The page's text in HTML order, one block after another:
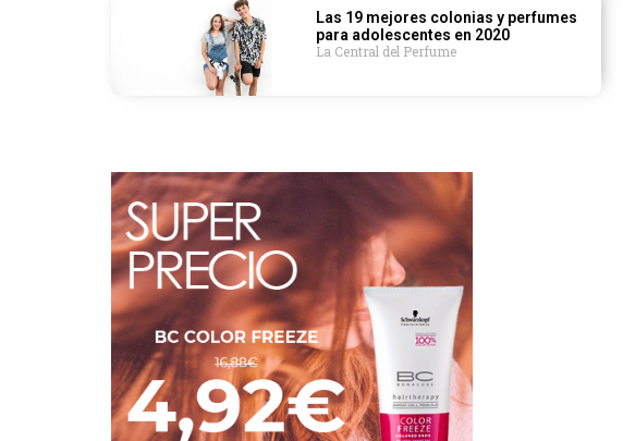
Las 19 mejores colonias y perfumes
para adolescentes en 2020
La Central del Perfume